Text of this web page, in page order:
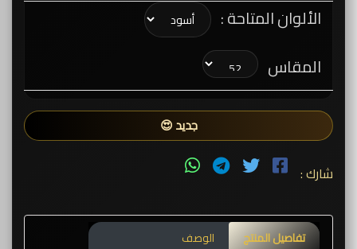
الألوان المتاحة :
المقاس
جديد 😍
شارك :
تفاصيل المنتج الوصف